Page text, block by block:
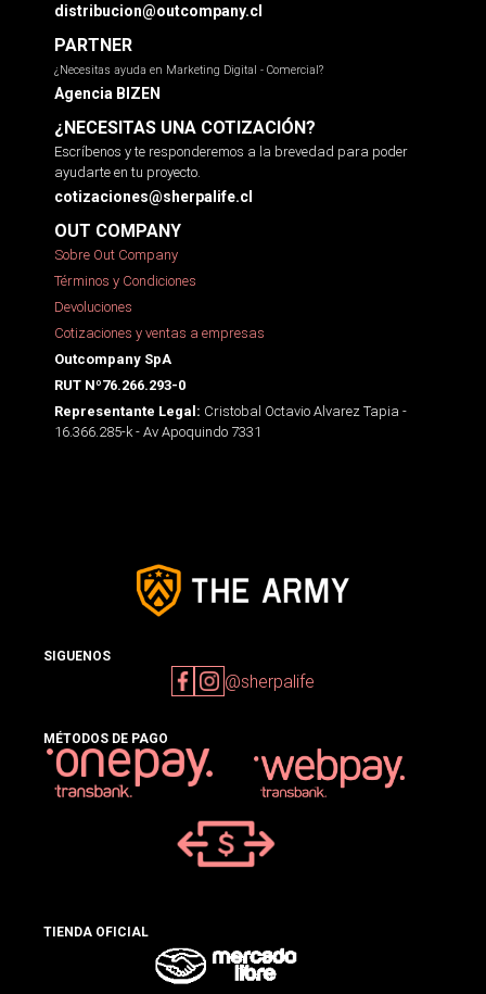
distribucion@outcompany.cl
PARTNER
¿Necesitas ayuda en Marketing Digital - Comercial?
Agencia BIZEN
¿NECESITAS UNA COTIZACIÓN?
Escríbenos y te responderemos a la brevedad para poder
ayudarte en tu proyecto.
cotizaciones@sherpalife.cl
OUT COMPANY
Sobre Out Company
Términos y Condiciones
Devoluciones
Cotizaciones y ventas a empresas
Outcompany SpA
RUT Nº76.266.293-0
Representante Legal: Cristobal Octavio Alvarez Tapia -
16.366.285-k - Av Apoquindo 7331
SIGUENOS
@sherpalife
MÉTODOS DE PAGO
TIENDA OFICIAL